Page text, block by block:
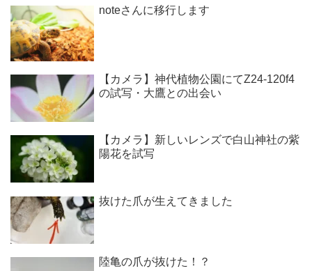
noteさんに移行します
【カメラ】神代植物公園にてZ24-120f4
の試写・大鷹との出会い
【カメラ】新しいレンズで白山神社の紫
陽花を試写
抜けた爪が生えてきました
陸亀の爪が抜けた！？